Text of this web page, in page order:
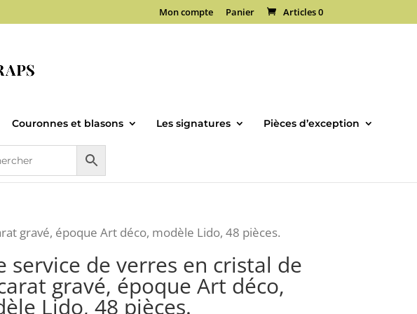
Mon compte Panier Articles 0
Couronnes et blasons Les signatures Pièces d’exception
gravé, époque Art déco, modèle Lido, 48 pièces.
service de verres en cristal de
gravé, époque Art déco,
Lido, 48 pièces.